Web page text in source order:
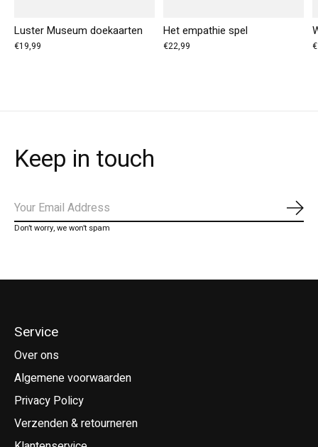
Luster Museum doekaarten
€19,99
Het empathie spel
€22,99
Keep in touch
Don’t worry, we won’t spam
Service
Over ons
Algemene voorwaarden
Privacy Policy
Verzenden & retourneren